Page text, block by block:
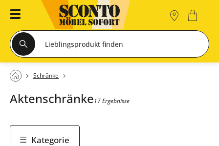
Schränke
Aktenschränke17 Ergebnisse
Kategorie